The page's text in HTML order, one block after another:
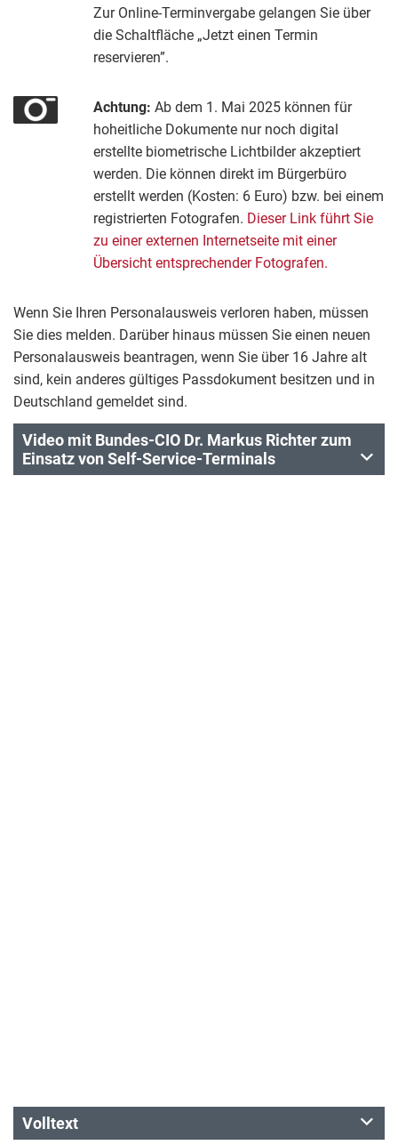
Zur Online-Terminvergabe gelangen Sie über
die Schaltfläche „Jetzt einen Termin
reservieren”.
Achtung: Ab dem 1. Mai 2025 können für
hoheitliche Dokumente nur noch digital
erstellte biometrische Lichtbilder akzeptiert
werden. Die können direkt im Bürgerbüro
erstellt werden (Kosten: 6 Euro) bzw. bei einem
registrierten Fotografen. Dieser Link führt Sie
zu einer externen Internetseite mit einer
Übersicht entsprechender Fotografen.
Wenn Sie Ihren Personalausweis verloren haben, müssen
Sie dies melden. Darüber hinaus müssen Sie einen neuen
Personalausweis beantragen, wenn Sie über 16 Jahre alt
sind, kein anderes gültiges Passdokument besitzen und in
Deutschland gemeldet sind.
Video mit Bundes-CIO Dr. Markus Richter zum
Einsatz von Self-Service-Terminals
Volltext